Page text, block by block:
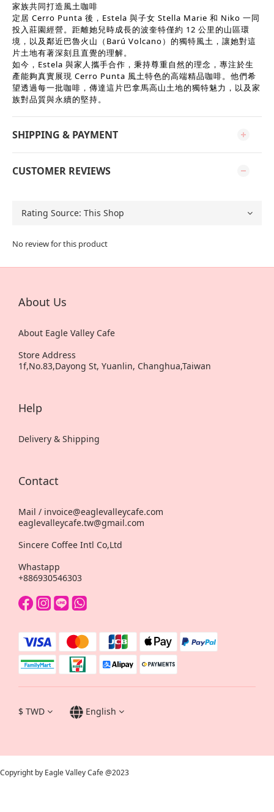
家族共同打造風土咖啡
定居 Cerro Punta 後，Estela 與子女 Stella Marie 和 Niko 一同
投入莊園經營。距離她兒時成長的波奎特僅約 12 公里的山區環
境，以及鄰近巴魯火山（Barú Volcano）的獨特風土，讓她對這
片土地有著深刻且直覺的理解。
如今，Estela 與家人攜手合作，秉持尊重自然的理念，專注於生
產能夠真實展現 Cerro Punta 風土特色的高端精品咖啡。他們希
望透過每一批咖啡，傳達這片巴拿馬高山土地的獨特魅力，以及家
族對品質與永續的堅持。
SHIPPING & PAYMENT
CUSTOMER REVIEWS
No review for this product
About Us
About Eagle Valley Cafe
Store Address
1f,No.83,Dayong St, Yuanlin, Changhua,Taiwan
Help
Delivery & Shipping
Contact
Mail / invoice@eaglevalleycafe.com
eaglevalleycafe.tw@gmail.com
Sincere Coffee Intl Co,Ltd
Whastapp
+886930546303
$ TWD English
Copyright by Eagle Valley Cafe @2023